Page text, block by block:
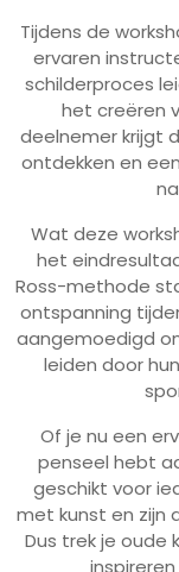
Tijdens de
ervaren
schilderproces
het creëren
deelnemer krijgt
ontdekken en
Wat deze
het
Ross-methode
ontspanning
aangemoedigd
leiden door
Of je nu een
penseel hebt
geschikt voor
met kunst en zijn
Dus trek je oude